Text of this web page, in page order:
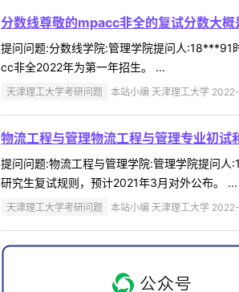
分数线尊敬的mpacc非全的复试分数大概
提问问题:分数线学院:管理学院提问人
cc非全2022年为第一年招生。 ...
天津理工大学考研问题 本站小编 天津理工大学
物流工程与管理物流工程与管理专业初试
提问问题:物流工程与管理学院:管理学院提问
研究生复试规则，预计2021年3月对外公布。 ...
天津理工大学考研问题 本站小编 天津理工大学